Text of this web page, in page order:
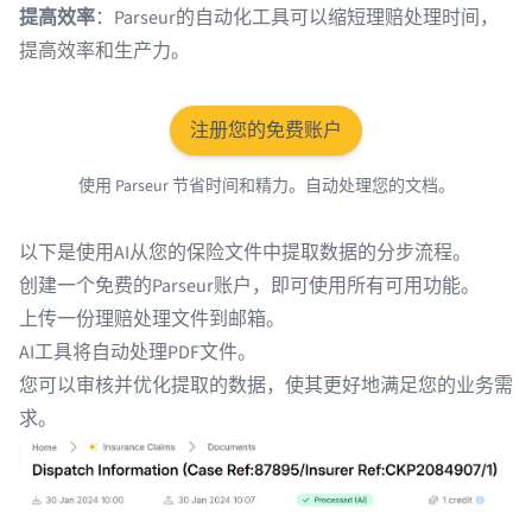
提高效率：Parseur的自动化工具可以缩短理赔处理时间，
提高效率和生产力。
注册您的免费账户
使用 Parseur 节省时间和精力。自动处理您的文档。
以下是使用AI从您的保险文件中提取数据的分步流程。
创建一个免费的Parseur账户，即可使用所有可用功能。
上传一份理赔处理文件到邮箱。
AI工具将自动处理PDF文件。
您可以审核并优化提取的数据，使其更好地满足您的业务需
求。